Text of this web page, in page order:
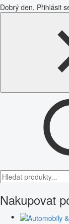
Dobrý den, Přihlásit
Nakupovat